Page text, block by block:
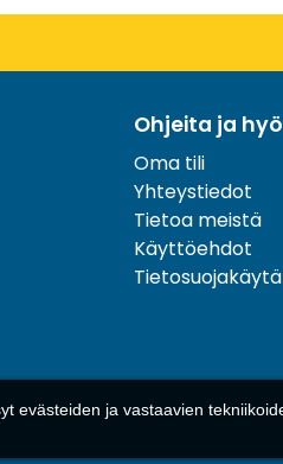
Ohjeita ja
Oma tili
Yhteystiedot
Tietoa meistä
Käyttöehdot
evästeiden ja vastaavien